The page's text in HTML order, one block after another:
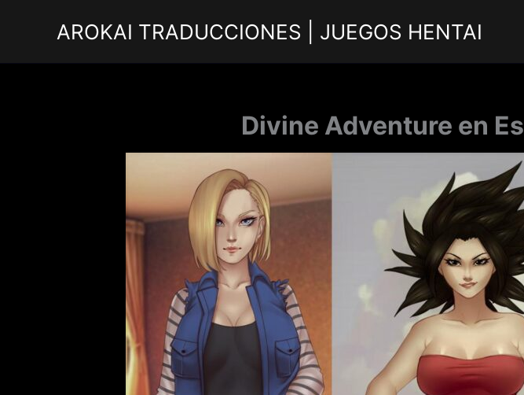
AROKAI TRADUCCIONES | JUEGOS HENTAI
Divine Adventure en